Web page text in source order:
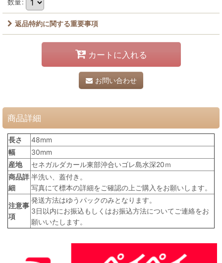
返品特約に関する重要事項
カートに入れる
お問い合わせ
商品詳細
長さ
48mm
幅
30mm
産地
セネガルダカール東部沖合いゴレ島水深20ｍ
商品詳
細
半洗い、蓋付き。
写真にて標本の詳細をご確認の上ご購入をお願いします。
注意事
項
発送方法はゆうパックのみとなります。
3日以内にお振込もしくはお振込方法についてご連絡をお
願いいたします。